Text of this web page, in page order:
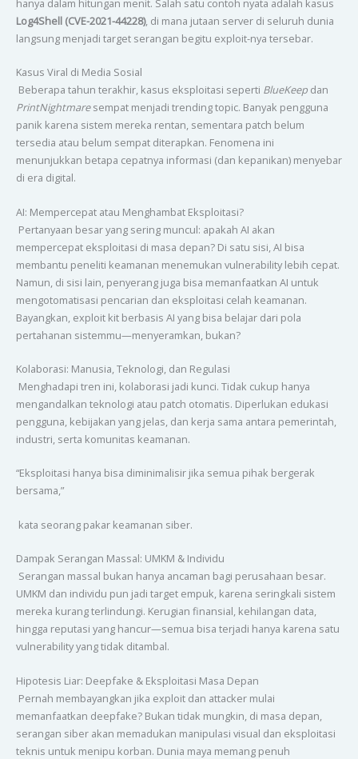
hanya dalam hitungan menit. Salah satu contoh nyata adalah kasus
Log4Shell (CVE-2021-44228), di mana jutaan server di seluruh dunia
langsung menjadi target serangan begitu exploit-nya tersebar.
Kasus Viral di Media Sosial
Beberapa tahun terakhir, kasus eksploitasi seperti BlueKeepdan
PrintNightmaresempat menjadi trending topic. Banyak pengguna
panik karena sistem mereka rentan, sementara patch belum
tersedia atau belum sempat diterapkan. Fenomena ini
menunjukkan betapa cepatnya informasi (dan kepanikan) menyebar
di era digital.
AI: Mempercepat atau Menghambat Eksploitasi?
Pertanyaan besar yang sering muncul: apakah AI akan
mempercepat eksploitasi di masa depan? Di satu sisi, AI bisa
membantu peneliti keamanan menemukan vulnerability lebih cepat.
Namun, di sisi lain, penyerang juga bisa memanfaatkan AI untuk
mengotomatisasi pencarian dan eksploitasi celah keamanan.
Bayangkan, exploit kit berbasis AI yang bisa belajar dari pola
pertahanan sistemmu—menyeramkan, bukan?
Kolaborasi: Manusia, Teknologi, dan Regulasi
Menghadapi tren ini, kolaborasi jadi kunci. Tidak cukup hanya
mengandalkan teknologi atau patch otomatis. Diperlukan edukasi
pengguna, kebijakan yang jelas, dan kerja sama antara pemerintah,
industri, serta komunitas keamanan.
“Eksploitasi hanya bisa diminimalisir jika semua pihak bergerak
bersama,”
kata seorang pakar keamanan siber.
Dampak Serangan Massal: UMKM & Individu
Serangan massal bukan hanya ancaman bagi perusahaan besar.
UMKM dan individu pun jadi target empuk, karena seringkali sistem
mereka kurang terlindungi. Kerugian finansial, kehilangan data,
hingga reputasi yang hancur—semua bisa terjadi hanya karena satu
vulnerability yang tidak ditambal.
Hipotesis Liar: Deepfake & Eksploitasi Masa Depan
Pernah membayangkan jika exploit dan attacker mulai
memanfaatkan deepfake? Bukan tidak mungkin, di masa depan,
serangan siber akan memadukan manipulasi visual dan eksploitasi
teknis untuk menipu korban. Dunia maya memang penuh